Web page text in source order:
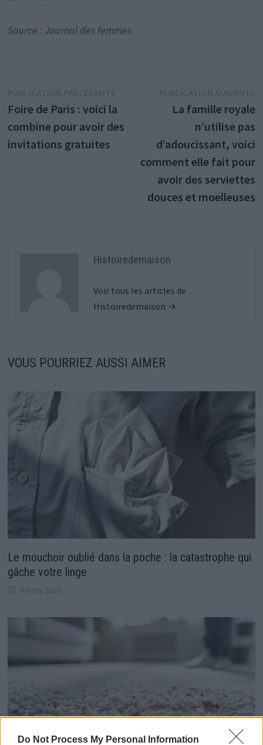
Do Not Process My Personal Information
Source : Journal des femmes
de
l’article
précédente :
Foire de Paris : voici la
combine pour avoir des
invitations gratuites
La famille royale
n’utilise pas
d’adoucissant, voici
comment elle fait pour
avoir des serviettes
douces et moelleuses
Histoiredemaison
Voir tous les articles de
Histoiredemaison →
VOUS POURRIEZ AUSSI AIMER
Le mouchoir oublié dans la poche : la catastrophe qui
gâche votre linge
4 mars 2026